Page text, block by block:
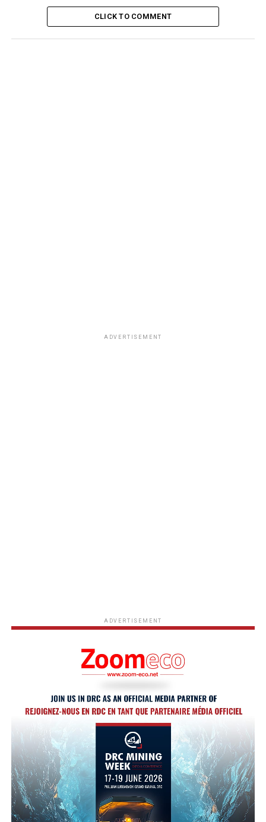
CLICK TO COMMENT
ADVERTISEMENT
ADVERTISEMENT